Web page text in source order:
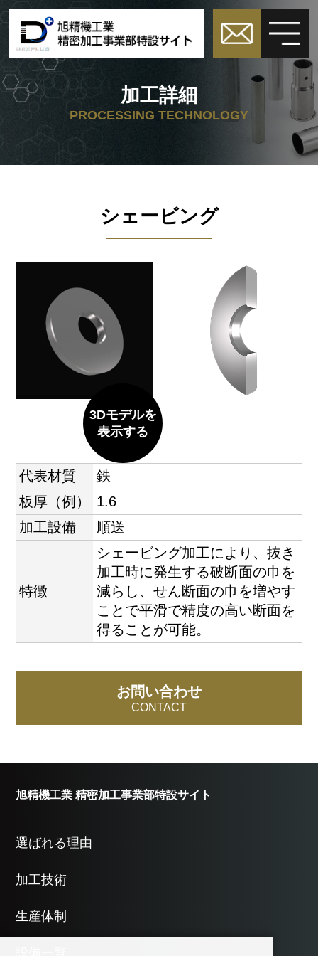
加工詳細
PROCESSING TECHNOLOGY
シェービング
3Dモデルを
表示する
代表材質
鉄
板厚（例）
1.6
加工設備
順送
特徴
シェービング加工により、抜き
加工時に発生する破断面の巾を
減らし、せん断面の巾を増やす
ことで平滑で精度の高い断面を
得ることが可能。
お問い合わせ
CONTACT
旭精機工業 精密加工事業部特設サイト
選ばれる理由
加工技術
生産体制